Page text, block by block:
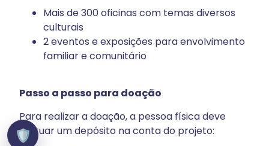
Mais de 300 oficinas com temas diversos
culturais
2 eventos e exposições para envolvimento
familiar e comunitário
Passo a passo para doação
Para realizar a doação, a pessoa física deve
efetuar um depósito na conta do projeto:
🛡️